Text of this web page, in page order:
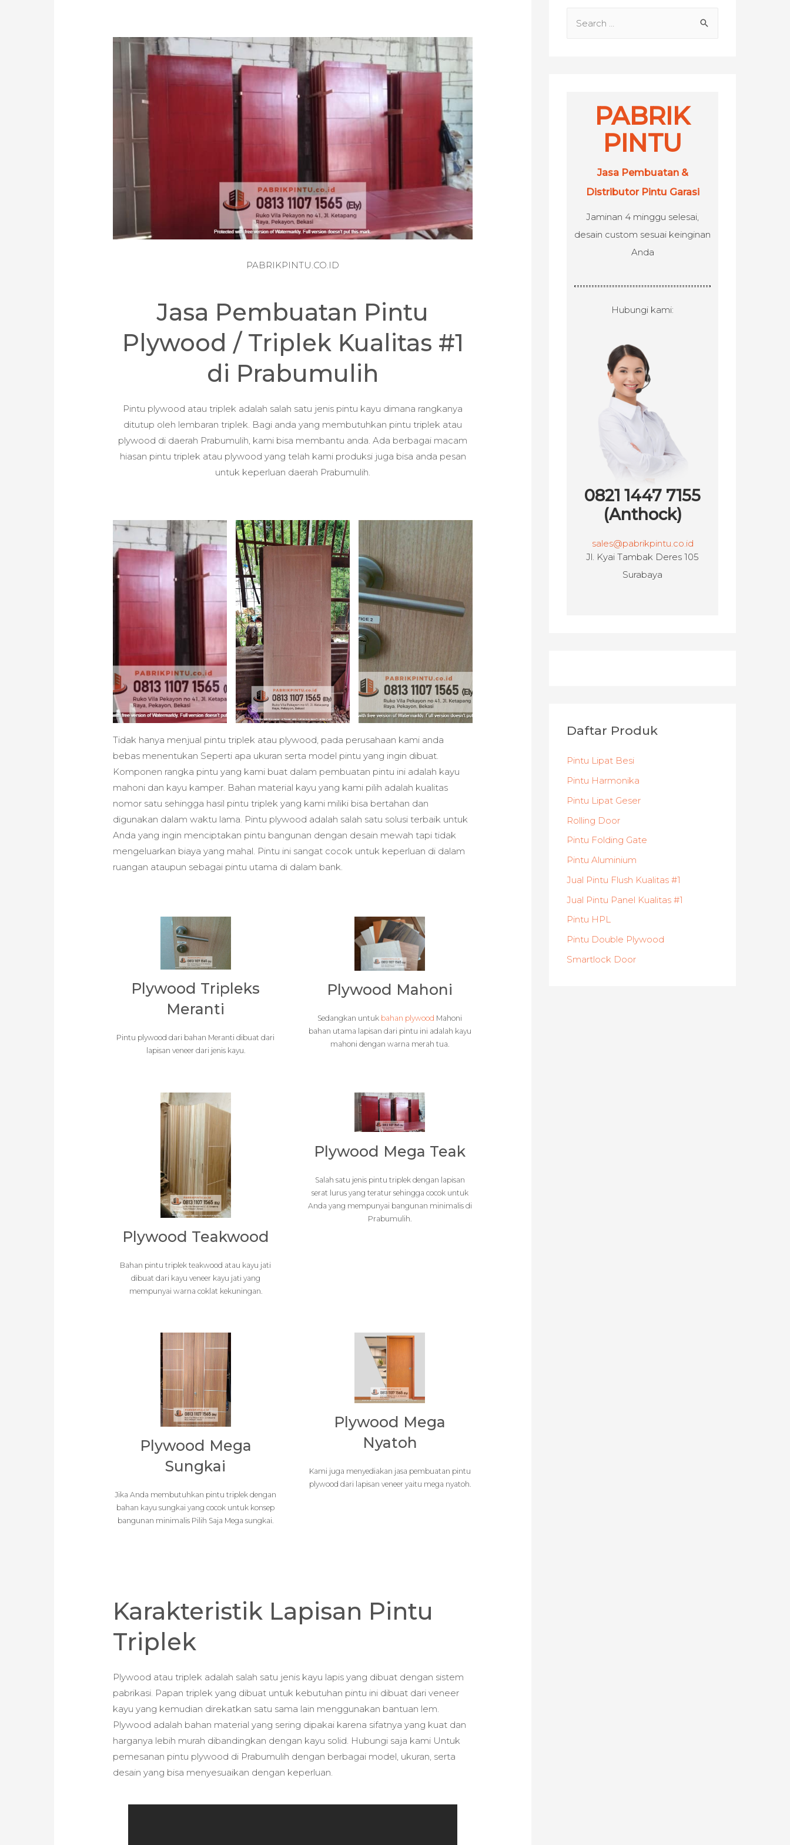
PABRIKPINTU.CO.ID
Jasa Pembuatan Pintu
Plywood / Triplek Kualitas #1
di Prabumulih
Pintu plywood atau triplek adalah salah satu jenis pintu kayu dimana rangkanya
ditutup oleh lembaran triplek. Bagi anda yang membutuhkan pintu triplek atau
plywood di daerah Prabumulih, kami bisa membantu anda. Ada berbagai macam
hiasan pintu triplek atau plywood yang telah kami produksi juga bisa anda pesan
untuk keperluan daerah Prabumulih.
Tidak hanya menjual pintu triplek atau plywood, pada perusahaan kami anda
bebas menentukan Seperti apa ukuran serta model pintu yang ingin dibuat.
Komponen rangka pintu yang kami buat dalam pembuatan pintu ini adalah kayu
mahoni dan kayu kamper. Bahan material kayu yang kami pilih adalah kualitas
nomor satu sehingga hasil pintu triplek yang kami miliki bisa bertahan dan
digunakan dalam waktu lama. Pintu plywood adalah salah satu solusi terbaik untuk
Anda yang ingin menciptakan pintu bangunan dengan desain mewah tapi tidak
mengeluarkan biaya yang mahal. Pintu ini sangat cocok untuk keperluan di dalam
ruangan ataupun sebagai pintu utama di dalam bank.
Plywood Tripleks
Meranti
Pintu plywood dari bahan Meranti dibuat dari
lapisan veneer dari jenis kayu.
Plywood Mahoni
Sedangkan untuk bahan plywood Mahoni
bahan utama lapisan dari pintu ini adalah kayu
mahoni dengan warna merah tua.
Plywood Teakwood
Bahan pintu triplek teakwood atau kayu jati
dibuat dari kayu veneer kayu jati yang
mempunyai warna coklat kekuningan.
Plywood Mega Teak
Salah satu jenis pintu triplek dengan lapisan
serat lurus yang teratur sehingga cocok untuk
Anda yang mempunyai bangunan minimalis di
Prabumulih.
Plywood Mega
Sungkai
Jika Anda membutuhkan pintu triplek dengan
bahan kayu sungkai yang cocok untuk konsep
bangunan minimalis Pilih Saja Mega sungkai.
Plywood Mega
Nyatoh
Kami juga menyediakan jasa pembuatan pintu
plywood dari lapisan veneer yaitu mega nyatoh.
Karakteristik Lapisan Pintu
Triplek
Plywood atau triplek adalah salah satu jenis kayu lapis yang dibuat dengan sistem
pabrikasi. Papan triplek yang dibuat untuk kebutuhan pintu ini dibuat dari veneer
kayu yang kemudian direkatkan satu sama lain menggunakan bantuan lem.
Plywood adalah bahan material yang sering dipakai karena sifatnya yang kuat dan
harganya lebih murah dibandingkan dengan kayu solid. Hubungi saja kami Untuk
pemesanan pintu plywood di Prabumulih dengan berbagai model, ukuran, serta
desain yang bisa menyesuaikan dengan keperluan.
PABRIK
PINTU
Jasa Pembuatan &
Distributor Pintu Garasi
Jaminan 4 minggu selesai,
desain custom sesuai keinginan
Anda
Hubungi kami:
0821 1447 7155
(Anthock)
sales@pabrikpintu.co.id
Jl. Kyai Tambak Deres 105
Surabaya
Daftar Produk
Pintu Lipat Besi
Pintu Harmonika
Pintu Lipat Geser
Rolling Door
Pintu Folding Gate
Pintu Aluminium
Jual Pintu Flush Kualitas #1
Jual Pintu Panel Kualitas #1
Pintu HPL
Pintu Double Plywood
Smartlock Door